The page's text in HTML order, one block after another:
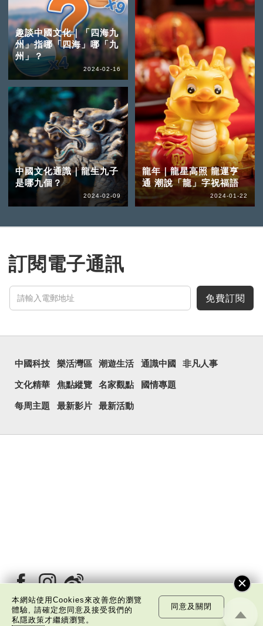
趣談中國文化｜「四海九
州」指哪「四海」哪「九
州」？
2024-02-16
中國文化通識｜龍生九子
是哪九個？
2024-02-09
龍年｜龍星高照 龍運亨
通 潮說「龍」字祝福語
2024-01-22
訂閱電子通訊
免費訂閱
中國科技 樂活灣區 潮遊生活 通識中國 非凡人事
文化精華 焦點縱覽 名家觀點 國情專題
每周主題 最新影片 最新活動
本網站使用Cookies來改善您的瀏覽
體驗, 請確定您同意及接受我們的
私隱政策才繼續瀏覽。
同意及關閉